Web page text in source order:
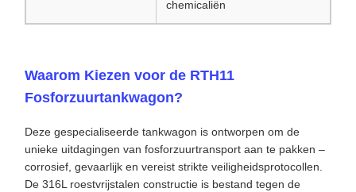
chemicaliën
Waarom Kiezen voor de RTH11
Fosforzuurtankwagon?
Deze gespecialiseerde tankwagon is ontworpen om de
unieke uitdagingen van fosforzuurtransport aan te pakken –
corrosief, gevaarlijk en vereist strikte veiligheidsprotocollen.
De 316L roestvrijstalen constructie is bestand tegen de